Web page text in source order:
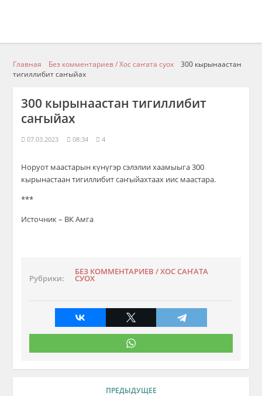
Главная Без комментариев / Хос саҥата суох
300 кырынаастан
тигиллибит саҥыйах
300 кырынаастан тигиллибит
саҥыйах
07.03.2023 08:34 4
Норуот маастарын күнүгэр сэлэлии хаамыыга 300
кырынастаан тигиллибит саҥыйахтаах иис маастара.
***
Источник – ВК Амга
Рубрики:
БЕЗ КОММЕНТАРИЕВ / ХОС САҤАТА
СУОХ
ПРЕДЫДУЩЕЕ